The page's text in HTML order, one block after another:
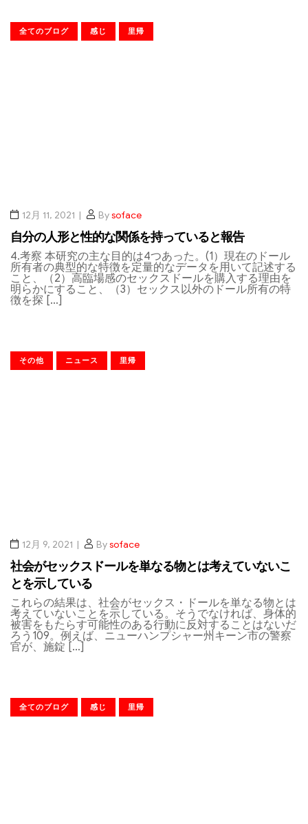
全てのブログ 感じ 里帰
12月 11, 2021 Bysoface
自分の人形と性的な関係を持っていると報告
4.考察 本研究の主な目的は4つあった。(1）現在のドール
所有者の典型的な特徴を定量的なデータを用いて記述する
こと、（2）高臨場感のセックスドールを購入する理由を
明らかにすること、（3）セックス以外のドール所有の特
徴を探 […]
その他 ニュース 里帰
12月 9, 2021 Bysoface
社会がセックスドールを単なる物とは考えていないこ
とを示している
これらの結果は、社会がセックス・ドールを単なる物とは
考えていないことを示している。そうでなければ、身体的
被害をもたらす可能性のある行動に反対することはないだ
ろう109。例えば、ニューハンプシャー州キーン市の警察
官が、施錠 […]
全てのブログ 感じ 里帰